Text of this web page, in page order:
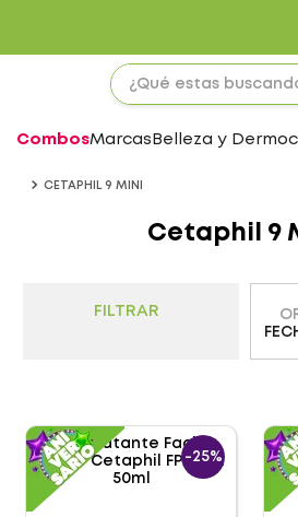
CombosMarcas Belleza y
CETAPHIL 9 MINI
Cetaphil 9
FILTRAR
-25%